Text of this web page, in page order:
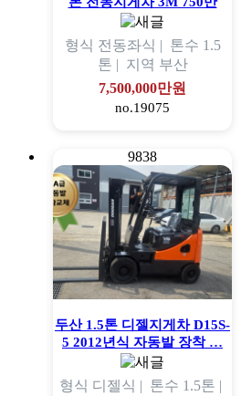
형식 전동좌식 | 톤수 1.5
톤 | 지역 부산
7,500,000만원
no.19075
9838
두산 1.5톤 디젤지게차 D15S-
5 2012년식 자동발 장착 …
형식 디젤식 | 톤수 1.5톤 |